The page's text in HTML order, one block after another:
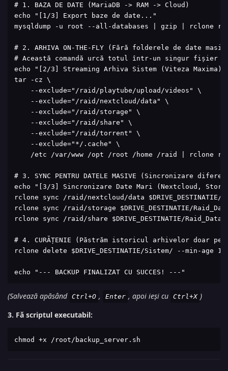
# 1. BAZA DE DATE (MariaDB -> RAM -> Cloud)
echo "[1/3] Export baze de date..."
mysqldump -u root --all-databases | gzip | rclone rcat
# 2. ARHIVA ON-THE-FLY (Fără folderele de date
# Această comandă urcă totul într-un singur fișier
echo "[2/3] Streaming Arhiva Sistem (Viteza
tar -cz \
    --exclude="/raid/playtube/upload/videos" \
    --exclude="/raid/nextcloud/data" \
    --exclude="/raid/storage" \
    --exclude="/raid/share" \
    --exclude="/raid/torrent" \
    --exclude="*/.cache" \
/etc /var/www /opt /root /home /raid | rclone
# 3. SYNC PENTRU DATELE MASIVE (Sincronizare
echo "[3/3] Sincronizare Date Mari (Nextcloud,
rclone sync /raid/nextcloud/data
rclone sync /raid/storage $DRIVE_DESTINATIE/
rclone sync /raid/share $DRIVE_DESTINATIE/
# 4. CURĂȚENIE (Păstrăm istoricul arhivelor doar
rclone delete $DRIVE_DESTINATIE/Sistem/ --min-age
echo "--- BACKUP FINALIZAT CU SUCCES! ---"
(Salvează apăsând Ctrl+O , Enter , apoi ieși cu Ctrl+X )
3. Fă scriptul executabil:
chmod +x /root/backup_server.sh